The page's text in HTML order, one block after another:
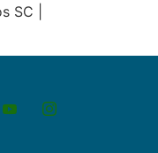
SC |